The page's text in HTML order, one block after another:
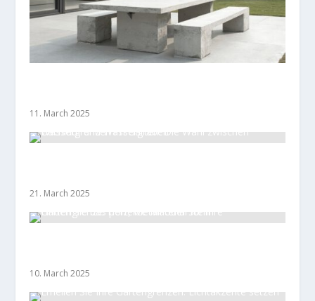
11. March 2025
21. March 2025
10. March 2025